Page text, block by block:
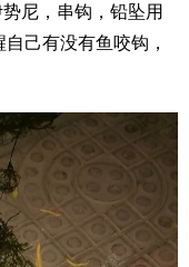
尼，串钩，铅坠用
己有没有鱼咬钩，